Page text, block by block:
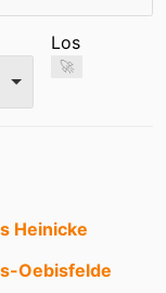
Los
🚀
Heinicke
Oebisfelde